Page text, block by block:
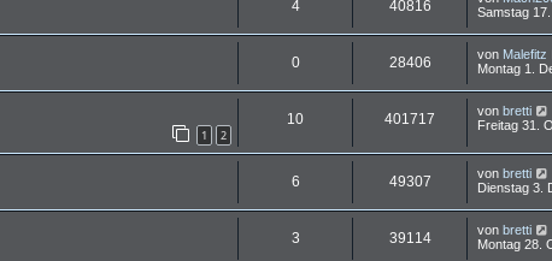
4 40816
Samstag
0 28406 von Malefitz
Montag 1.
1 2
10 401717 von bretti
Freitag 31.
6 49307 von bretti
Dienstag 3.
3 39114 von bretti
Montag 28.